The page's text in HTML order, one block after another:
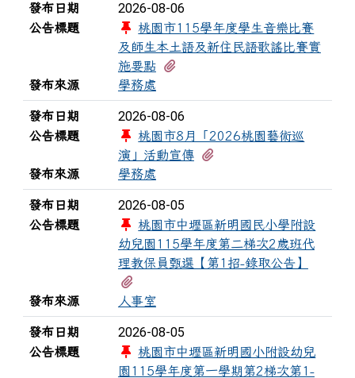
發布日期 2026-08-06
公告標題
桃園市115學年度學生音樂比賽
及師生本土語及新住民語歌謠比賽實
施要點
發布來源
學務處
發布日期 2026-08-06
公告標題
桃園市8月「2026桃園藝術巡
演」活動宣傳
發布來源
學務處
發布日期 2026-08-05
公告標題
桃園市中壢區新明國民小學附設
幼兒園115學年度第二梯次2歲班代
理教保員甄選【第1招-錄取公告】
發布來源
人事室
發布日期 2026-08-05
公告標題
桃園市中壢區新明國小附設幼兒
園115學年度第一學期第2梯次第1-